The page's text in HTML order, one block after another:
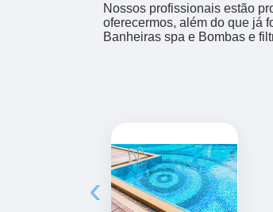
Nossos profissionais estão
oferecermos, além do que já
Banheiras spa e Bombas e
‹